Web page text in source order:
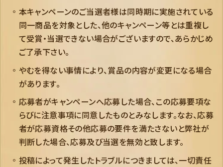
本キャンペーンのご当選者様は同時期に実施されている
同一商品を対象とした、他のキャンペーン等とは重複し
て受賞・当選できない場合がございますので、あらかじめ
ご了承下さい。
やむを得ない事情により、賞品の内容が変更になる場合
があります。
応募者がキャンペーンへ応募した場合、この応募要項な
らびに注意事項に同意したものとみなします。なお、応募
者が応募資格その他応募の要件を満たさないと弊社が
判断した場合、応募及び当選を無効と致します。
投稿によって発生したトラブルにつきましては、一切責任